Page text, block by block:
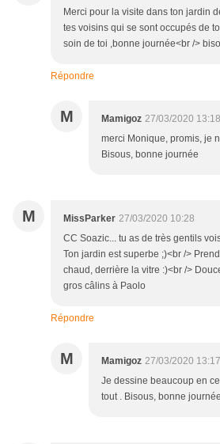
Merci pour la visite dans ton jardin
tes voisins qui se sont occupés de
soin de toi ,bonne journée<br />
Répondre
M Mamigoz 27/03/2020 13:18
merci Monique, promis, je
Bisous, bonne journée
M MissParker 27/03/2020 10:28
CC Soazic... tu as de très gentils
Ton jardin est superbe ;)<br />
chaud, derrière la vitre :)<br />
gros câlins à Paolo
Répondre
M Mamigoz 27/03/2020 13:17
Je dessine beaucoup en
tout . Bisous, bonne journée